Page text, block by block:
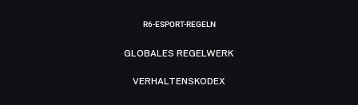
R6-ESPORT-REGELN
GLOBALES REGELWERK
VERHALTENSKODEX